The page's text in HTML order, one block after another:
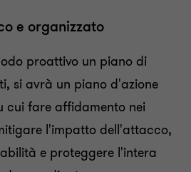
e organizzato
proattivo un piano di
si avrà un piano d'azione
cui fare affidamento nei
l'impatto dell'attacco,
e proteggere l'intera